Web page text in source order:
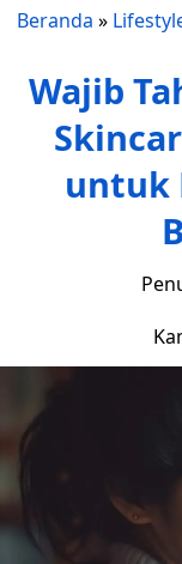
Beranda »
Wajib
untuk